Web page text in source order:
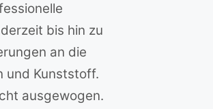
bis hin zu
an die
und Kunststoff.
ausgewogen.